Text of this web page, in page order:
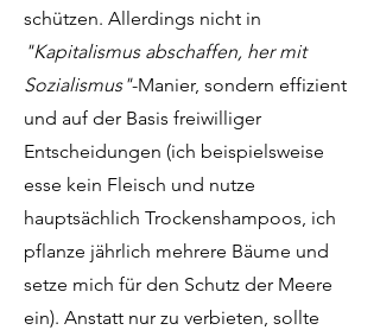
schützen. Allerdings nicht in
"Kapitalismus abschaffen, her mit
Sozialismus"-Manier, sondern effizient
und auf der Basis freiwilliger
Entscheidungen (ich beispielsweise
esse kein Fleisch und nutze
hauptsächlich Trockenshampoos, ich
pflanze jährlich mehrere Bäume und
setze mich für den Schutz der Meere
ein). Anstatt nur zu verbieten, sollte